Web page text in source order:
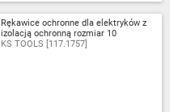
Rękawice ochronne dla elektryków z
izolacją ochronną rozmiar 10
KS TOOLS [117.1757]